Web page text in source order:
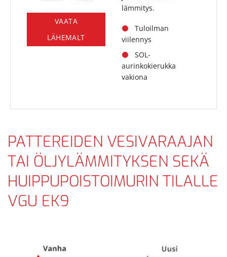
VAATA
LÄHEMALT
lämmitys.
Tuloilman
viilennys
SOL-
aurinkokierukka
vakiona
PATTEREIDEN VESIVARAAJAN
TAI ÖLJYLÄMMITYKSEN SEKÄ
HUIPPUPOISTOIMURIN TILALLE
VGU EK9